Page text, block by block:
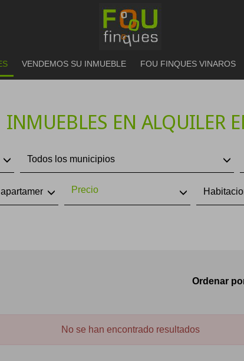
VENDEMOS SU INMUEBLE FOU FINQUES VINAROS
INMUEBLES EN ALQUILER
Todos los municipios
áticos
Precio
Ordenar
No se han encontrado resultados